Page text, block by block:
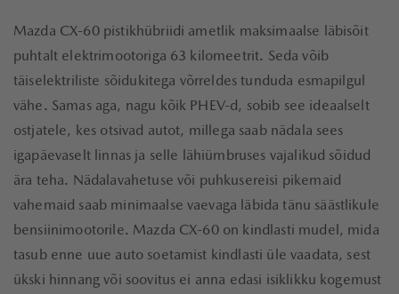
Mazda CX-60 pistikhübriidi ametlik maksimaalse läbisõit
puhtalt elektrimootoriga 63 kilomeetrit. Seda võib
täiselektriliste sõidukitega võrreldes tunduda esmapilgul
vähe. Samas aga, nagu kõik PHEV-d, sobib see ideaalselt
ostjatele, kes otsivad autot, millega saab nädala sees
igapäevaselt linnas ja selle lähiümbruses vajalikud sõidud
ära teha. Nädalavahetuse või puhkusereisi pikemaid
vahemaid saab minimaalse vaevaga läbida tänu säästlikule
bensiinimootorile. Mazda CX-60 on kindlasti mudel, mida
tasub enne uue auto soetamist kindlasti üle vaadata, sest
ükski hinnang või soovitus ei anna edasi isiklikku kogemust